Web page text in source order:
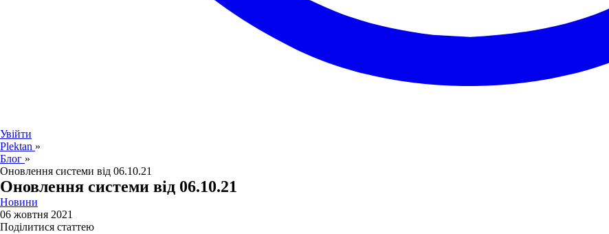
Увійти
Plektan »
Блог »
Оновлення системи від 06.10.21
Оновлення системи від 06.10.21
Новини
06 жовтня 2021
Поділитися статтею